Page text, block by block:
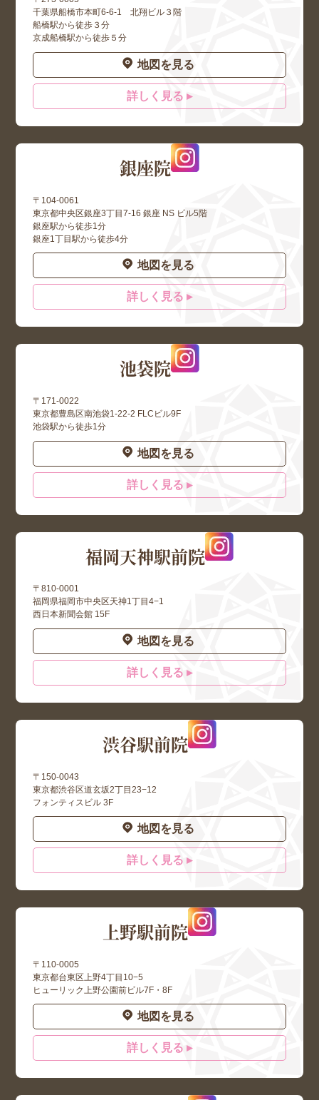
千葉県船橋市本町6-6-1 北翔ビル３階
船橋駅から徒歩３分
京成船橋駅から徒歩５分
地図を見る
詳しく見る ▸
銀座院
〒104-0061
東京都中央区銀座3丁目7-16 銀座 NS ビル5階
銀座駅から徒歩1分
銀座1丁目駅から徒歩4分
地図を見る
詳しく見る ▸
池袋院
〒171-0022
東京都豊島区南池袋1-22-2 FLCビル9F
池袋駅から徒歩1分
地図を見る
詳しく見る ▸
福岡天神駅前院
〒810-0001
福岡県福岡市中央区天神1丁目4−1
西日本新聞会館 15F
地図を見る
詳しく見る ▸
渋谷駅前院
〒150-0043
東京都渋谷区道玄坂2丁目23−12
フォンティスビル 3F
地図を見る
詳しく見る ▸
上野駅前院
〒110-0005
東京都台東区上野4丁目10−5
ヒューリック上野公園前ビル7F・8F
地図を見る
詳しく見る ▸